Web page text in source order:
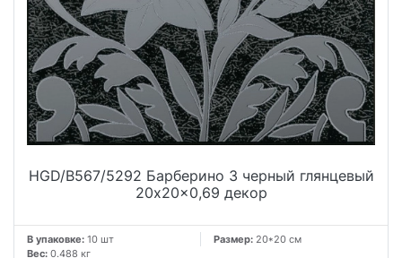
HGD/B567/5292 Барберино 3 черный глянцевый
20x20x0,69 декор
В упаковке: 10 шт Размер: 20*20 см
Вес: 0.488 кг